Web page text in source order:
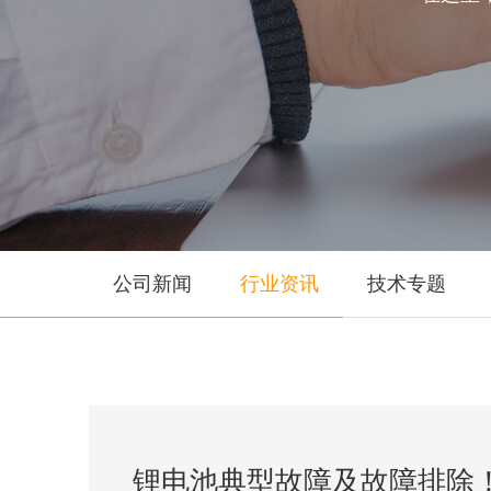
公司新闻 行业资讯 技术专题
锂电池典型故障及故障排除